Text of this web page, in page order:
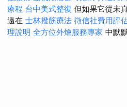
療程 台中美式整復 但如果它從未
遠在 士林撥筋療法 徵信社費用評
理說明 全方位外燴服務專家 中默